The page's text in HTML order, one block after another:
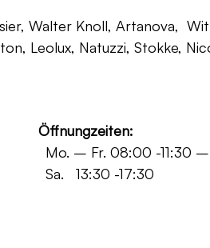
Walter Knoll, Artanova,
Leolux, Natuzzi, Stokke,
Öffnungzeiten:
-11:30 –
-17:30